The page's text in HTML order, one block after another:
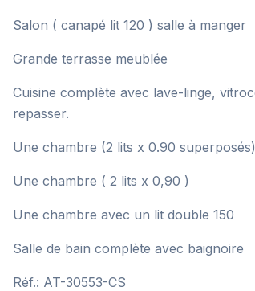
Salon ( canapé lit 120 ) salle à manger
Grande terrasse meublée
Cuisine complète avec lave-linge,
repasser.
Une chambre (2 lits x 0.90 superposés)
Une chambre ( 2 lits x 0,90 )
Une chambre avec un lit double 150
Salle de bain complète avec baignoire
Réf.: AT-30553-CS